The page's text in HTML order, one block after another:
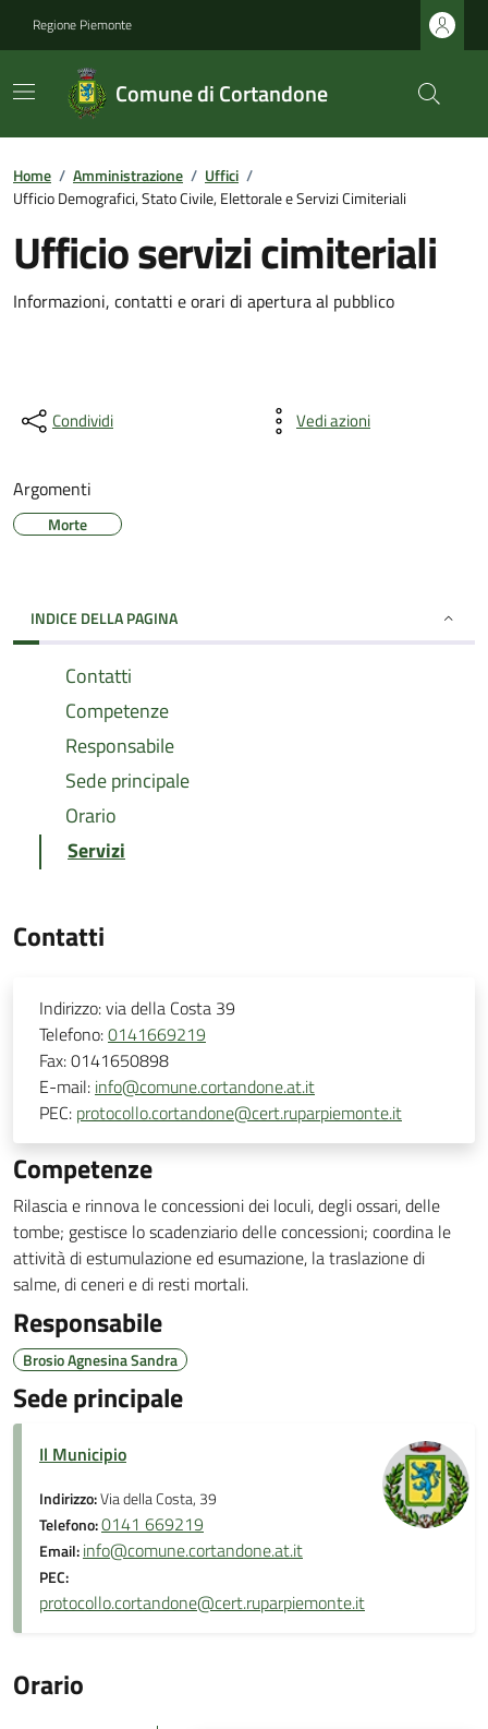
Regione Piemonte
Comune di Cortandone
Home / Amministrazione / Uffici /
Ufficio Demografici, Stato Civile, Elettorale e Servizi Cimiteriali
Ufficio servizi cimiteriali
Informazioni, contatti e orari di apertura al pubblico
Condividi Vedi azioni
Argomenti
Morte
INDICE DELLA PAGINA
Contatti
Competenze
Responsabile
Sede principale
Orario
Servizi
Contatti
Indirizzo:via della Costa 39
Telefono:0141669219
Fax:0141650898
E-mail: info@comune.cortandone.at.it
PEC: protocollo.cortandone@cert.ruparpiemonte.it
Competenze
Rilascia e rinnova le concessioni dei loculi, degli ossari, delle
tombe; gestisce lo scadenziario delle concessioni; coordina le
attività di estumulazione ed esumazione, la traslazione di
salme, di ceneri e di resti mortali.
Responsabile
Brosio Agnesina Sandra
Sede principale
Il Municipio
Indirizzo:Via della Costa, 39
Telefono:0141 669219
Email:info@comune.cortandone.at.it
PEC:
protocollo.cortandone@cert.ruparpiemonte.it
Orario